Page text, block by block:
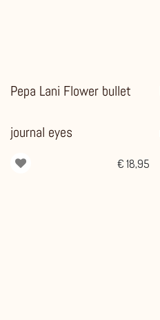
Pepa Lani Flower bullet
journal eyes
€ 18,95